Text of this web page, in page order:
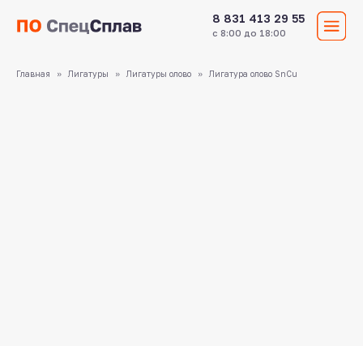
8 831 413 29 55
Главная Лигатуры Лигатуры олово Лигатура олово SnCu